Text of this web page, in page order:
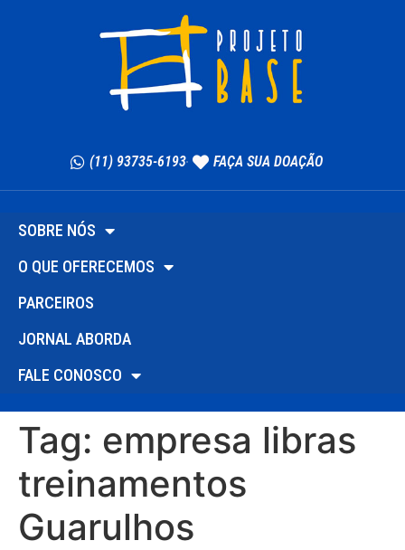
(11) 93735-6193 FAÇA SUA DOAÇÃO
SOBRE NÓS
O QUE OFERECEMOS
PARCEIROS
JORNAL ABORDA
FALE CONOSCO
Tag: empresa libras
treinamentos
Guarulhos